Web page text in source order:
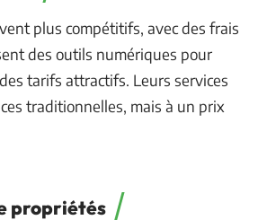
plus compétitifs, avec des frais
des outils numériques pour
tarifs attractifs. Leurs services
traditionnelles, mais à un prix
propriétés